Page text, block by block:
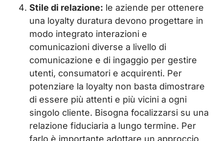
Stile di relazione: le aziende per ottenere
una loyalty duratura devono progettare in
modo integrato interazioni e
comunicazioni diverse a livello di
comunicazione e di ingaggio per gestire
utenti, consumatori e acquirenti. Per
potenziare la loyalty non basta dimostrare
di essere più attenti e più vicini a ogni
singolo cliente. Bisogna focalizzarsi su una
relazione fiduciaria a lungo termine. Per
farlo è importante adottare un approccio